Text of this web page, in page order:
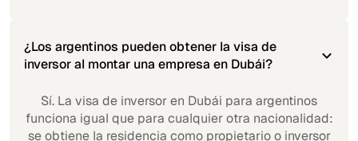
¿Los argentinos pueden obtener la visa de
inversor al montar una empresa en Dubái?
Sí. La visa de inversor en Dubái para argentinos
funciona igual que para cualquier otra nacionalidad:
se obtiene la residencia como propietario o inversor